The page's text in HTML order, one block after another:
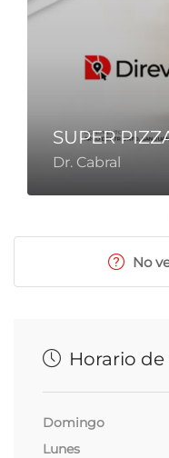
SUPER
Dr. Cabral
No
Horario
Domingo
Lunes